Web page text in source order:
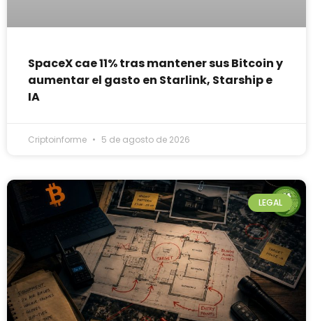
SpaceX cae 11% tras mantener sus Bitcoin y
aumentar el gasto en Starlink, Starship e
IA
Criptoinforme 5 de agosto de 2026
LEGAL